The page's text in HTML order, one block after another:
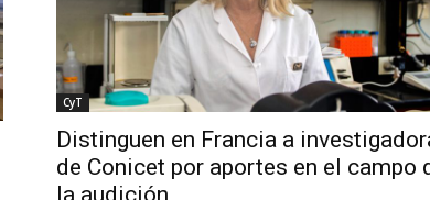
CyT
Distinguen en Francia a
de Conicet por aportes en el campo
la audición